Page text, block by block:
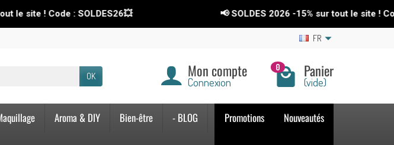
: SOLDES26💥 📢 SOLDES 2026-15%sur tout le site ! Code :
FR
OK Mon compte
Connexion
0 Panier
(vide)
Aroma & DIY Bien-être
- BLOG
Promotions Nouveautés